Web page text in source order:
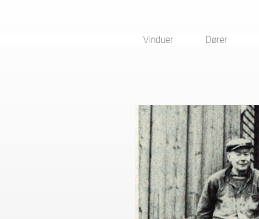
Vinduer Dører